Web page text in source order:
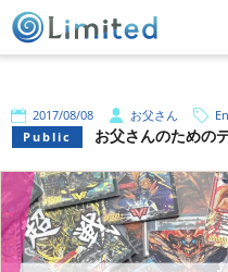
2017/08/08 お父さん
Public
お父さんのための